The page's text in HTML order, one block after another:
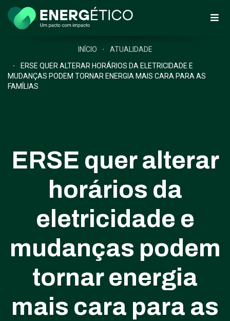
INÍCIO
ATUALIDADE
ERSE QUER ALTERAR HORÁRIOS DA ELETRICIDADE E
MUDANÇAS PODEM TORNAR ENERGIA MAIS CARA PARA AS
FAMÍLIAS
ERSE quer alterar
horários da
eletricidade e
mudanças podem
tornar energia
mais cara para as